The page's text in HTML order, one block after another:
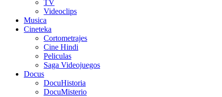
TV
Videoclips
Musica
Cineteka
Cortometrajes
Cine Hindi
Peliculas
Saga Videojuegos
Docus
DocuHistoria
DocuMisterio